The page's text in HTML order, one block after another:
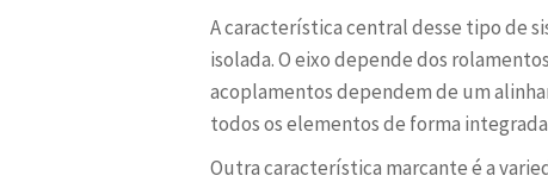
A característica central desse tipo de
isolada. O eixo depende dos
acoplamentos dependem de um
todos os elementos de forma
Outra característica marcante é a